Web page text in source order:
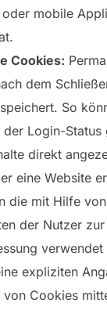
mobile
Cookies:
dem
So
der Login-
direkt
eine Website
die mit Hilfe
der Nutzer zur
expliziten
von Cookies